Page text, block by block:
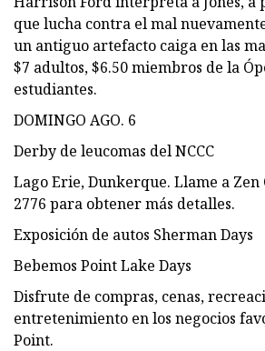
que lucha contra el mal
un antiguo artefacto caiga en las
$7 adultos, $6.50 miembros de la
estudiantes.
DOMINGO AGO. 6
Derby de leucomas del NCCC
Lago Erie, Dunkerque. Llame a Zen
2776 para obtener más detalles.
Exposición de autos Sherman Days
Bebemos Point Lake Days
Disfrute de compras, cenas,
entretenimiento en los negocios
Point.